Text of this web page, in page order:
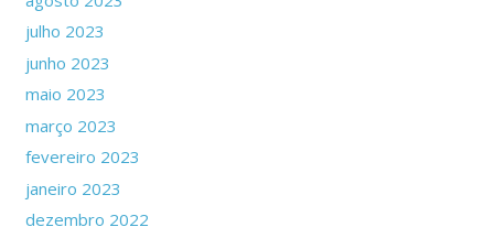
julho 2023
junho 2023
maio 2023
março 2023
fevereiro 2023
janeiro 2023
dezembro 2022